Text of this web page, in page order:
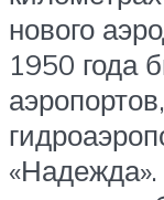
нового
1950 года